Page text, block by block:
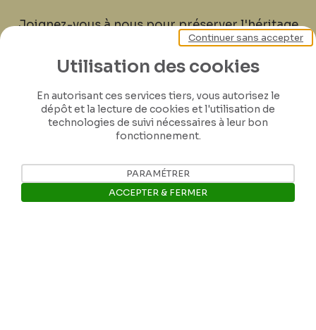
Joignez-vous à nous pour préserver l'héritage
de Félicien Rops ! Partagez vos lettres,
documents et connaissances afin de
contribuer à faire perdurer son œuvre pour
les générations futures.
Je contribue
Utilisation des cookies
En autorisant ces services tiers, vous autorisez le
dépôt et la lecture de cookies et l'utilisation de
technologies de suivi nécessaires à leur bon
fonctionnement.
Continuer sans accepter
PARAMÉTRER
ACCEPTER & FERMER